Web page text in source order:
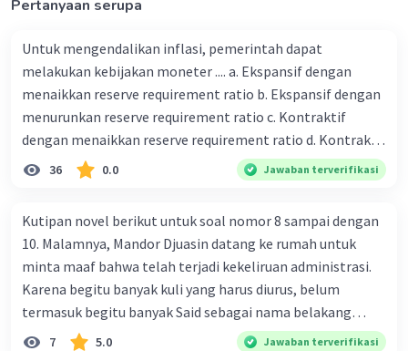
Pertanyaan serupa
Untuk mengendalikan inflasi, pemerintah dapat
melakukan kebijakan moneter .... a. Ekspansif dengan
menaikkan reserve requirement ratio b. Ekspansif dengan
menurunkan reserve requirement ratio c. Kontraktif
dengan menaikkan reserve requirement ratio d. Kontraktif
dengan menurunkan reserve requirement ratio e.
Ekspansif dengan menaikkan tingkat diskonto Bila Bank
ceteris paribus maka .... a. Menimbulkan inflasi di mana
bentuk kurva jumlah uang beredar (penawaran uang) naik
dari kiri bawah ke kanan atas b. Menimbulkan deflasi di
mana bentuk kurva jumlah uang beredar (penawaran
uang) naik dari kiri bawah ke kanan atas c. Tingkat bunga
meningkat di mana bentuk kurva jumlah uang beredar
36 0.0 Jawaban terverifikasi
Kutipan novel berikut untuk soal nomor 8 sampai dengan
10. Malamnya, Mandor Djuasin datang ke rumah untuk
minta maaf bahwa telah terjadi kekeliruan administrasi.
Karena begitu banyak kuli yang harus diurus, belum
termasuk begitu banyak Said sebagai nama belakang
orang Melayu. Sekaligus Mandor mengabarkan peraturan
7 5.0 Jawaban terverifikasi